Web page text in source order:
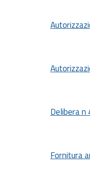
Delibera
Fornitura